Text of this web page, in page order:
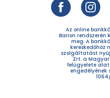
Az online
Barion rendszerén
meg. A
kereskedőhöz
szolgáltatást
Zrt. a
felügyelete
engedélyének